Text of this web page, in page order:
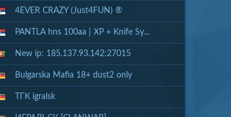
4EVER CRAZY (Just4FUN) ®
PANTLA hns 100aa | XP + Knife Sy...
New ip: 185.137.93.142:27015
Bulgarska Mafia 18+ dust2 only
ТГК igralsk